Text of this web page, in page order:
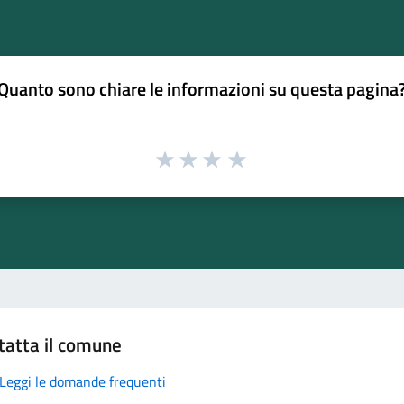
sono chiare le informazioni su questa
il comune
Leggi le domande frequenti